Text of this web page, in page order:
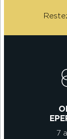
7